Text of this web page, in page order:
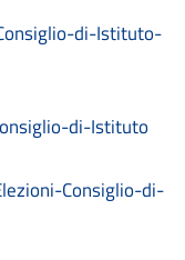
di-Istituto-
di-Istituto
Consiglio-di-